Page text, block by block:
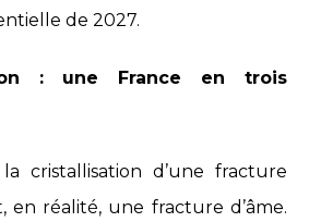
de 2027.
: une France en trois
cristallisation d’une fracture
en réalité, une fracture d’âme.